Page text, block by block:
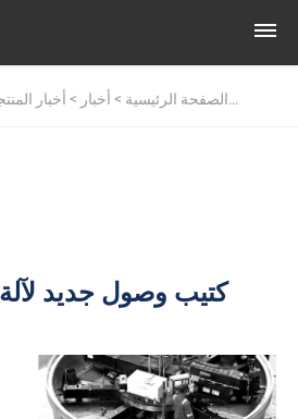
الصفحة الرئيسية > أخبار > أخبار
كتيب وصول جديد